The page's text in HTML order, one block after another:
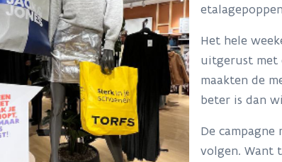
Het hele
uitgerust met
maakten de
beter is dan
De
volgen. Want